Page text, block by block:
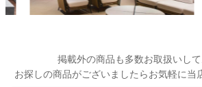
掲載外の商品も多数お取扱いして
お探しの商品がございましたらお気軽に当